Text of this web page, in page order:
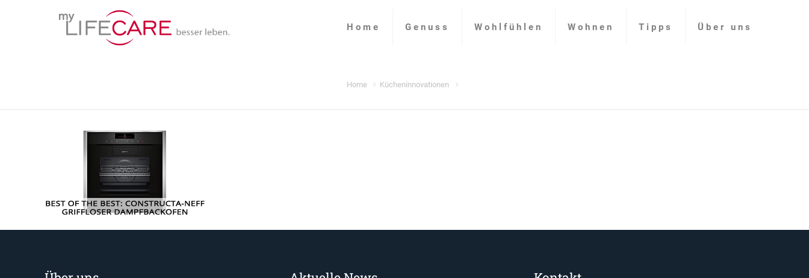
Home Genuss Wohlfühlen Wohnen Tipps Über uns
Home Kücheninnovationen